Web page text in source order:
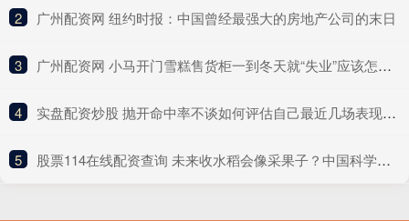
2 ​广州配资网 纽约时报：中国曾经最强大的房地产公司的末日
3 ​广州配资网 小马开门雪糕售货柜一到冬天就“失业”应该怎么办？
4 ​实盘配资炒股 抛开命中率不谈如何评估自己最近几场表现？谢泼德：抛不开
5 ​股票114在线配资查询 未来收水稻会像采果子？中国科学家破解水稻“多年生”关键